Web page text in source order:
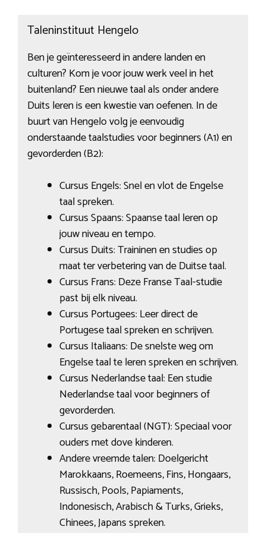
Taleninstituut Hengelo
Ben je geïnteresseerd in andere landen en
culturen? Kom je voor jouw werk veel in het
buitenland? Een nieuwe taal als onder andere
Duits leren is een kwestie van oefenen. In de
buurt van Hengelo volg je eenvoudig
onderstaande taalstudies voor beginners (A1) en
gevorderden (B2):
Cursus Engels: Snel en vlot de Engelse
taal spreken.
Cursus Spaans: Spaanse taal leren op
jouw niveau en tempo.
Cursus Duits: Traininen en studies op
maat ter verbetering van de Duitse taal.
Cursus Frans: Deze Franse Taal-studie
past bij elk niveau.
Cursus Portugees: Leer direct de
Portugese taal spreken en schrijven.
Cursus Italiaans: De snelste weg om
Engelse taal te leren spreken en schrijven.
Cursus Nederlandse taal: Een studie
Nederlandse taal voor beginners of
gevorderden.
Cursus gebarentaal (NGT): Speciaal voor
ouders met dove kinderen.
Andere vreemde talen: Doelgericht
Marokkaans, Roemeens, Fins, Hongaars,
Russisch, Pools, Papiaments,
Indonesisch, Arabisch & Turks, Grieks,
Chinees, Japans spreken.